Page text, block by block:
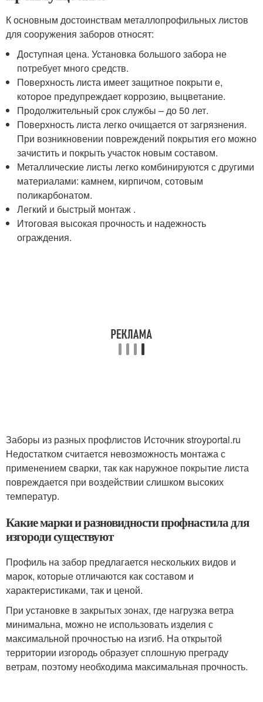
К основным достоинствам металлопрофильных листов
для сооружения заборов относят:
Доступная цена. Установка большого забора не
потребует много средств.
Поверхность листа имеет защитное покрыти е,
которое предупреждает коррозию, выцветание.
Продолжительный срок службы – до 50 лет.
Поверхность листа легко очищается от загрязнения.
При возникновении повреждений покрытия его можно
зачистить и покрыть участок новым составом.
Металлические листы легко комбинируются с другими
материалами: камнем, кирпичом, сотовым
поликарбонатом.
Легкий и быстрый монтаж .
Итоговая высокая прочность и надежность
ограждения.
Заборы из разных профлистов Источник stroyportal.ru
Недостатком считается невозможность монтажа с
применением сварки, так как наружное покрытие листа
повреждается при воздействии слишком высоких
температур.
Какие марки и разновидности профнастила для
изгороди существуют
Профиль на забор предлагается нескольких видов и
марок, которые отличаются как составом и
характеристиками, так и ценой.
При установке в закрытых зонах, где нагрузка ветра
минимальна, можно не использовать изделия с
максимальной прочностью на изгиб. На открытой
территории изгородь образует сплошную преграду
ветрам, поэтому необходима максимальная прочность.